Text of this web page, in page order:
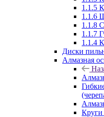
1.1.5
1.1.6
1.1.8
1.1.7
1.1.4
Диски
Алмазная
Круги